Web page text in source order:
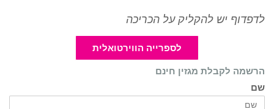
לדפדוף יש להקליק על הכריכה
לספרייה הווירטואלית
הרשמה לקבלת מגזין חינם
שם